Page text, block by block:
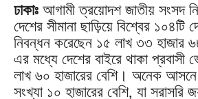
ঢাকাঃ আগামী ত্রয়োদশ জাতীয় সংসদ
দেশের সীমানা ছাড়িয়ে বিশ্বের ১০৪টি
নিবন্ধন করেছেন ১৫ লাখ ৩৩ হাজার
এর মধ্যে দেশের বাইরে থাকা প্রবাসী
লাখ ৬০ হাজারের বেশি। অনেক
সংখ্যা ১০ হাজারের বেশি, যা